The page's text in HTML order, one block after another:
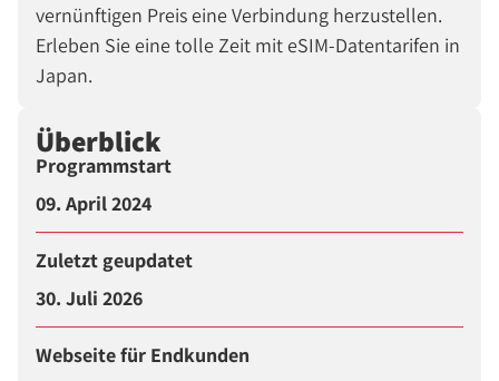
vernünftigen Preis eine Verbindung herzustellen.
Erleben Sie eine tolle Zeit mit eSIM-Datentarifen in
Japan.
Überblick
Programmstart
09. April 2024
Zuletzt geupdatet
30. Juli 2026
Webseite für Endkunden